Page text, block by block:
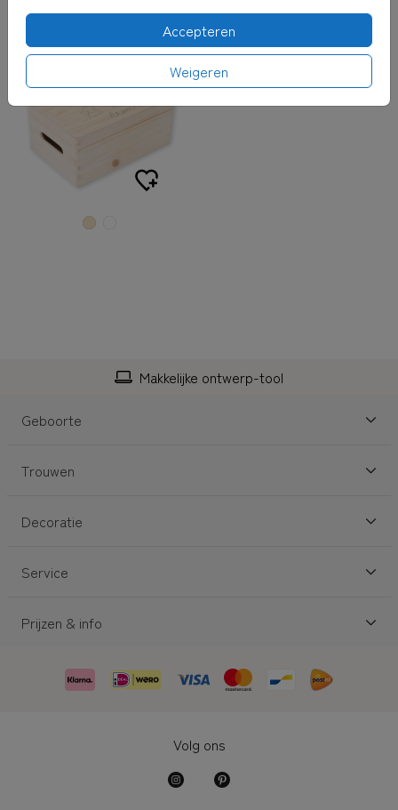
Accepteren
Weigeren
Makkelijke ontwerp-tool
Geboorte
Trouwen
Decoratie
Service
Prijzen & info
Volg ons